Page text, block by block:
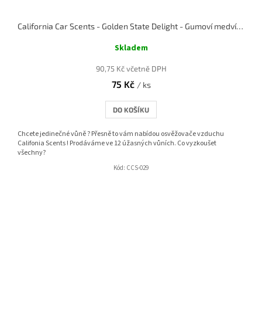
California Car Scents - Golden State Delight - Gumoví medvídci
Skladem
90,75 Kč včetně DPH
75 Kč / ks
DO KOŠÍKU
Chcete jedinečné vůně ? Přesně to vám nabídou osvěžovače vzduchu
Califonia Scents ! Prodáváme ve 12 úžasných vůních. Co vyzkoušet
všechny?
Kód: CCS-029